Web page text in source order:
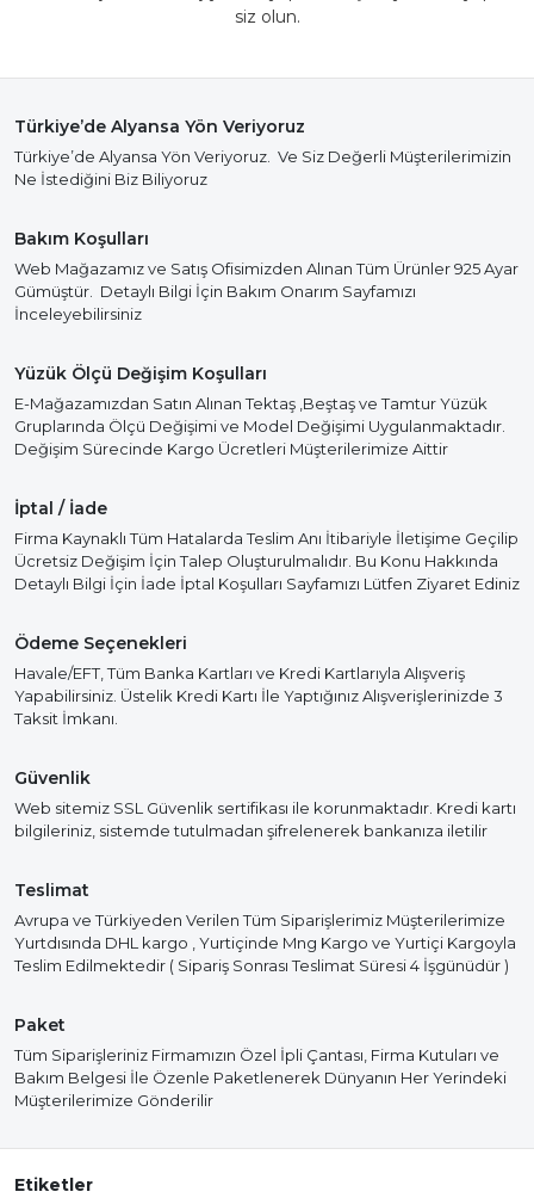
siz olun.
Türkiye’de Alyansa Yön Veriyoruz
Türkiye’de Alyansa Yön Veriyoruz. Ve Siz Değerli Müşterilerimizin
Ne İstediğini Biz Biliyoruz
Bakım Koşulları
Web Mağazamız ve Satış Ofisimizden Alınan Tüm Ürünler 925 Ayar
Gümüştür. Detaylı Bilgi İçin Bakım Onarım Sayfamızı
İnceleyebilirsiniz
Yüzük Ölçü Değişim Koşulları
E-Mağazamızdan Satın Alınan Tektaş ,Beştaş ve Tamtur Yüzük
Gruplarında Ölçü Değişimi ve Model Değişimi Uygulanmaktadır.
Değişim Sürecinde Kargo Ücretleri Müşterilerimize Aittir
İptal / İade
Firma Kaynaklı Tüm Hatalarda Teslim Anı İtibariyle İletişime Geçilip
Ücretsiz Değişim İçin Talep Oluşturulmalıdır. Bu Konu Hakkında
Detaylı Bilgi İçin İade İptal Koşulları Sayfamızı Lütfen Ziyaret Ediniz
Ödeme Seçenekleri
Havale/EFT, Tüm Banka Kartları ve Kredi Kartlarıyla Alışveriş
Yapabilirsiniz. Üstelik Kredi Kartı İle Yaptığınız Alışverişlerinizde 3
Taksit İmkanı.
Güvenlik
Web sitemiz SSL Güvenlik sertifikası ile korunmaktadır. Kredi kartı
bilgileriniz, sistemde tutulmadan şifrelenerek bankanıza iletilir
Teslimat
Avrupa ve Türkiyeden Verilen Tüm Siparişlerimiz Müşterilerimize
Yurtdısında DHL kargo , Yurtiçinde Mng Kargo ve Yurtiçi Kargoyla
Teslim Edilmektedir ( Sipariş Sonrası Teslimat Süresi 4 İşgünüdür )
Paket
Tüm Siparişleriniz Firmamızın Özel İpli Çantası, Firma Kutuları ve
Bakım Belgesi İle Özenle Paketlenerek Dünyanın Her Yerindeki
Müşterilerimize Gönderilir
Etiketler